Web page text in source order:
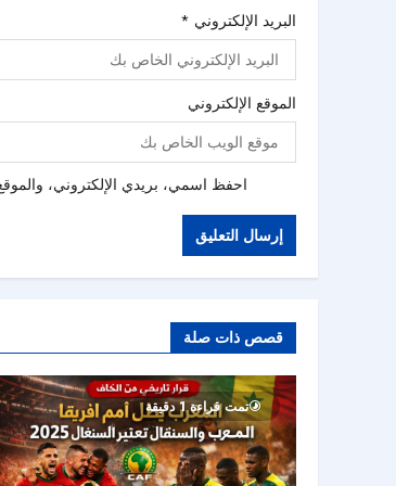
البريد الإلكتروني *
الموقع الإلكتروني
احفظ اسمي، بريدي الإلكتروني،
قصص ذات صلة
تمت قراءة 1 دقيقة